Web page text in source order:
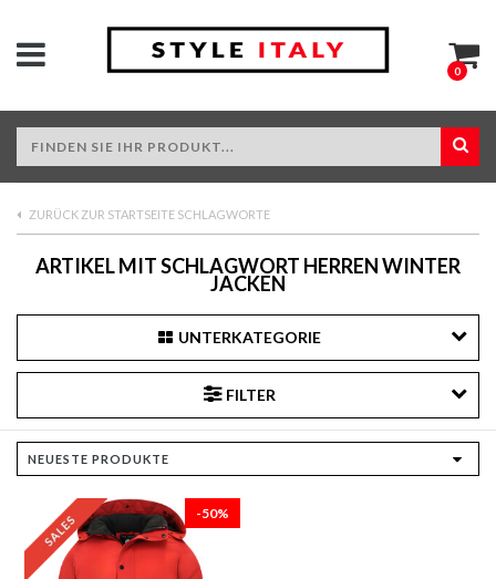
0
ZURÜCK ZUR STARTSEITE SCHLAGWORTE
ARTIKEL MIT SCHLAGWORT HERREN WINTER
JACKEN
UNTERKATEGORIE
FILTER
-50%